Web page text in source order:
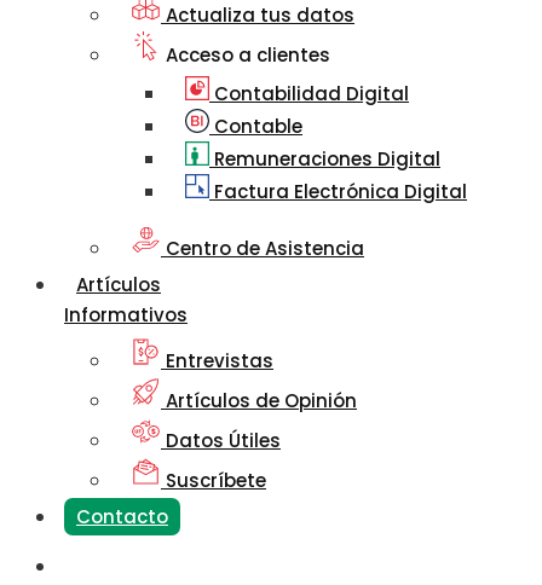
Actualiza tus datos
Acceso a clientes
Contabilidad Digital
Contable
Remuneraciones Digital
Factura Electrónica Digital
Centro de Asistencia
Artículos
Informativos
Entrevistas
Artículos de Opinión
Datos Útiles
Suscríbete
Contacto